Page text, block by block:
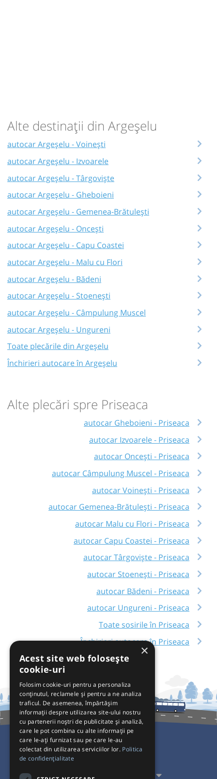
Alte destinații din Argeșelu
autocar Argeșelu - Voinești
autocar Argeșelu - Izvoarele
autocar Argeșelu - Târgoviște
autocar Argeșelu - Gheboieni
autocar Argeșelu - Gemenea-Brătulești
autocar Argeșelu - Oncești
autocar Argeșelu - Capu Coastei
autocar Argeșelu - Malu cu Flori
autocar Argeșelu - Bădeni
autocar Argeșelu - Stoenești
autocar Argeșelu - Câmpulung Muscel
autocar Argeșelu - Ungureni
Toate plecările din Argeșelu
Închirieri autocare în Argeșelu
Alte plecări spre Priseaca
autocar Gheboieni - Priseaca
autocar Izvoarele - Priseaca
autocar Oncești - Priseaca
autocar Câmpulung Muscel - Priseaca
autocar Voinești - Priseaca
autocar Gemenea-Brătulești - Priseaca
autocar Malu cu Flori - Priseaca
autocar Capu Coastei - Priseaca
autocar Târgoviște - Priseaca
autocar Stoenești - Priseaca
autocar Bădeni - Priseaca
autocar Ungureni - Priseaca
Toate sosirile în Priseaca
Închirieri autocare în Priseaca
Pentru Călători
Pentru Transportatori
×
Acest site web folosește
cookie-uri
Folosim cookie-uri pentru a personaliza
conținutul, reclamele și pentru a ne analiza
traficul. De asemenea, împărtășim
informații despre utilizarea site-ului nostru
cu partenerii noștri de publicitate și analiză,
care le pot combina cu alte informații pe
care le-ați furnizat sau pe care le-au
colectat din utilizarea serviciilor lor. Politica
de confidențialitate